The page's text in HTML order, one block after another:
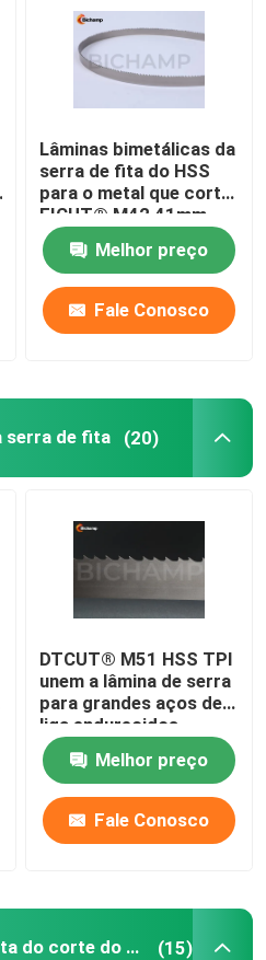
do metal do Bi
serra de fita
do corte do metal
da faixa
da serra de fita
da serra de fita
Lâminas bimetálicas da
serra de fita do HSS
para o metal que corta
FICUT® M42 41mm
Melhor preço
Fale Conosco
serra de fita (20)
DTCUT® M51 HSS TPI
unem a lâmina de serra
para grandes aços de
liga endurecidos
Melhor preço
Fale Conosco
Lâminas da serra de fita do corte do metal (15)